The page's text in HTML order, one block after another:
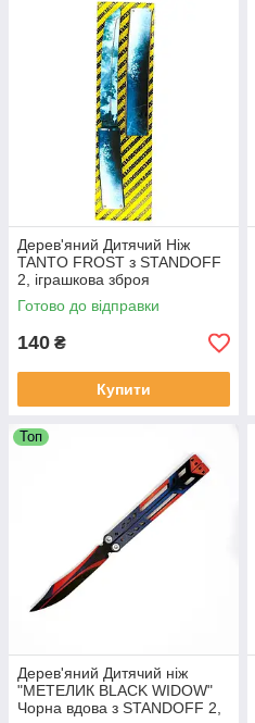
Дерев'яний Дитячий Ніж
TANTO FROST з STANDOFF
2, іграшкова зброя
Готово до відправки
140 ₴
Купити
Топ
Дерев'яний Дитячий ніж
"МЕТЕЛИК BLACK WIDOW"
Чорна вдова з STANDOFF 2,